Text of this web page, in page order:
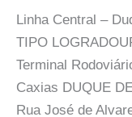
Linha Central –
TIPO
Terminal
Caxias DUQUE
Rua José de